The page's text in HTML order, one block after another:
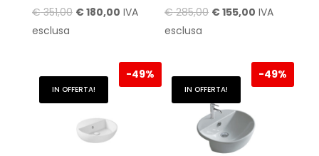
€351,00 Il
€ 351,00.
€180,00Il
è:
€ 180,00.
IVA
esclusa
€285,00 Il
€ 285,00.
€155,00 Il
è:
€ 155,00.
IVA
esclusa
IN OFFERTA!
-49%
IN OFFERTA!
-49%